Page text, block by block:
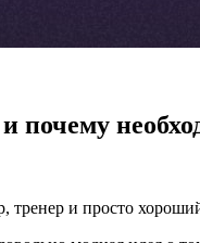
тренер и просто